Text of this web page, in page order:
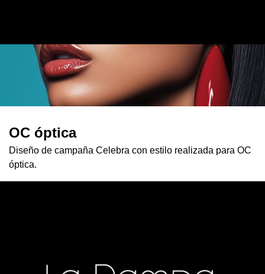
OC óptica
Diseño de campaña Celebra con estilo realizada para OC
óptica.